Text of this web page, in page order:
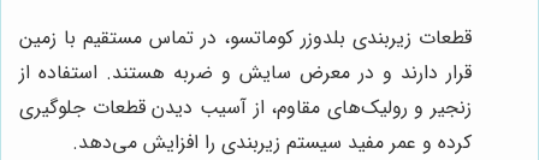
قطعات زیربندی بلدوزر کوماتسو، در تماس مستقیم با زمین
قرار دارند و در معرض سایش و ضربه هستند. استفاده از
زنجیر و رولیک‌های مقاوم، از آسیب دیدن قطعات جلوگیری
کرده و عمر مفید سیستم زیربندی را افزایش می‌دهد.